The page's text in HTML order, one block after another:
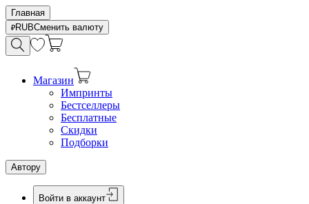
Главная
RUBСменить валюту
Магазин
Импринты
Бестселлеры
Бесплатные
Скидки
Подборки
Автору
Войти в аккаунт